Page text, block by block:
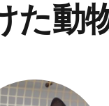
た動